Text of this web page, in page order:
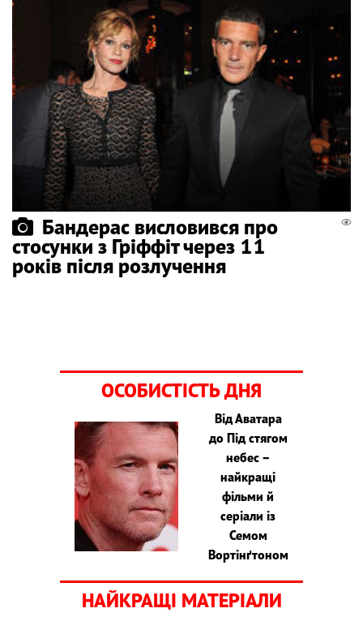
Бандерас висловився про
стосунки з Гріффіт через 11
років після розлучення
ОСОБИСТІСТЬ ДНЯ
Від Аватара
до Під стягом
небес –
найкращі
фільми й
серіали із
Семом
Вортінґтоном
НАЙКРАЩІ МАТЕРІАЛИ